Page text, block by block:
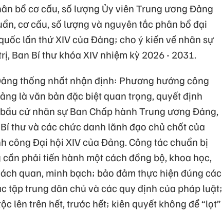
bổ cơ cấu, số lượng Ủy viên Trung ương Đảng
cơ cấu, số lượng và nguyên tắc phân bổ đại
lần thứ XIV của Đảng; cho ý kiến về nhân sự
Ban Bí thư khóa XIV nhiệm kỳ 2026 - 2031.
thống nhất nhận định: Phương hướng công
là văn bản đặc biệt quan trọng, quyết định
cử nhân sự Ban Chấp hành Trung ương Đảng,
thư và các chức danh lãnh đạo chủ chốt của
công Đại hội XIV của Đảng. Công tác chuẩn bị
phải tiến hành một cách đồng bộ, khoa học,
quan, minh bạch; bảo đảm thực hiện đúng các
tập trung dân chủ và các quy định của pháp luật;
lên trên hết, trước hết; kiên quyết không để “lọt”